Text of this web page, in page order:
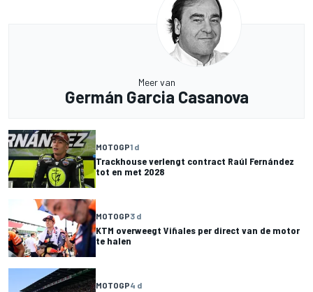
Meer van
Germán Garcia Casanova
MOTOGP1 d
Trackhouse verlengt contract Raúl Fernández
tot en met 2028
MOTOGP3 d
KTM overweegt Viñales per direct van de motor
te halen
MOTOGP4 d